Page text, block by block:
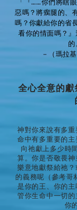
「『……你們將瞎
惡嗎？將瘸腿的、
嗎？你獻給你的省
看你的情面嗎？
的
－（瑪拉
全心全意的獻
神對你來說有多
命中有多重要的
向祂獻上多少時
算。你是否敬畏
樂意地獻祭給祂
的義務呢（參考哥
是你的王、你的
管你生命中一切
你